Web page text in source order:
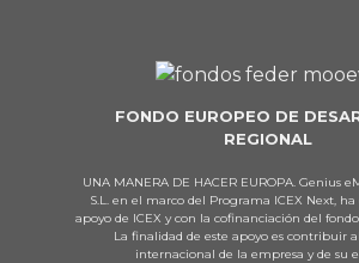
FONDO EUROPEO DE
REGIONAL
UNA MANERA DE HACER EUROPA. Genius
S.L. en el marco del Programa ICEX Next,
apoyo de ICEX y con la cofinanciación del
La finalidad de este apoyo es contribuir
internacional de la empresa y de su